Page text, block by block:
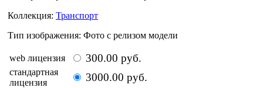
Коллекция: Транспорт
Тип изображения: Фото с релизом модели
web лицензия 300.00 руб.
стандартная
лицензия
3000.00 руб.